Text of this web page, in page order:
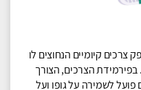
קיומיים הנחוצים לו
בפירמידת הצרכים, הצורך
פועל לשמירה על גופו ועל